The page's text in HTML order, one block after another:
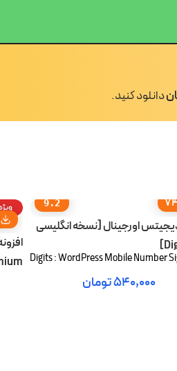
دانلود کنید.
9.2
اورجینال [نسخه انگلیسی
Digits : WordPress Mobile Number
۵۴۰,۰۰۰تومان